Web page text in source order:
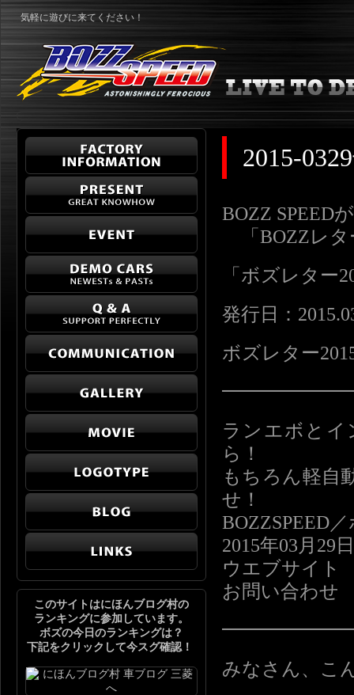
気軽に遊びに来てください！
2015-
BOZZ SPEED
「BOZZレタ
「ボズレター
発行日：
ボズレター
ランエボとイ
ら！
もちろん軽自
せ！
BOZZSPEED
2015年03月29
ウエブサイト
お問い合わせ
みなさん、こ
このサイトはにほんブログ村の
ランキングに参加しています。
ボズの今日のランキングは？
下記をクリックして今スグ確認！